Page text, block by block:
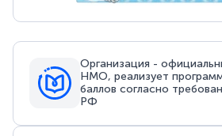
Организация -
НМО, реализует
баллов согласно
РФ